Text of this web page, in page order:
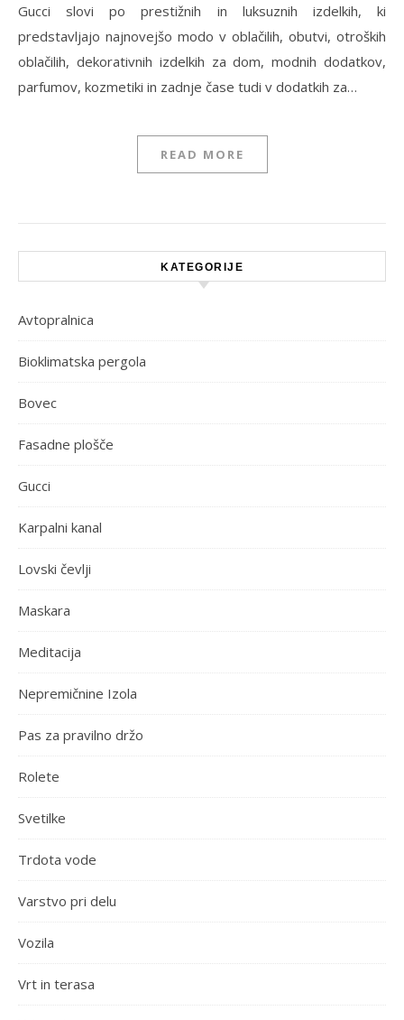
Gucci slovi po prestižnih in luksuznih izdelkih, ki
predstavljajo najnovejšo modo v oblačilih, obutvi, otroških
oblačilih, dekorativnih izdelkih za dom, modnih dodatkov,
parfumov, kozmetiki in zadnje čase tudi v dodatkih za…
READ MORE
KATEGORIJE
Avtopralnica
Bioklimatska pergola
Bovec
Fasadne plošče
Gucci
Karpalni kanal
Lovski čevlji
Maskara
Meditacija
Nepremičnine Izola
Pas za pravilno držo
Rolete
Svetilke
Trdota vode
Varstvo pri delu
Vozila
Vrt in terasa